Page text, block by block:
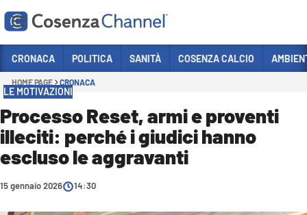
Sezioni
POLITICA
COSENZA CALCIO
ECONOMIA E LAVORO
CRONACA POLITICA SANITÀ COSENZA CALCIO
HOME PAGE CRONACA
LE MOTIVAZIONI
Processo Reset, armi e proventi
illeciti: perché i giudici hanno
escluso le aggravanti
15 gennaio 2026 14:30